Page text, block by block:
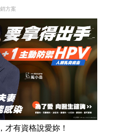
方案
才有資格說愛妳！